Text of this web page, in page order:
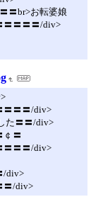
〓br>お転婆娘
〓〓〓〓/div>
〓〓〓/div>
た〓〓/div>
￠〓
〓〓〓/div>
/div>
〓/div>